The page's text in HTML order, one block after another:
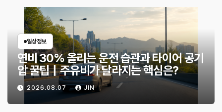
일상정보
연비 30% 올리는 운전 습관과 타이어 공기
압 꿀팁｜주유비가 달라지는 핵심은?
2026.08.07 JIN